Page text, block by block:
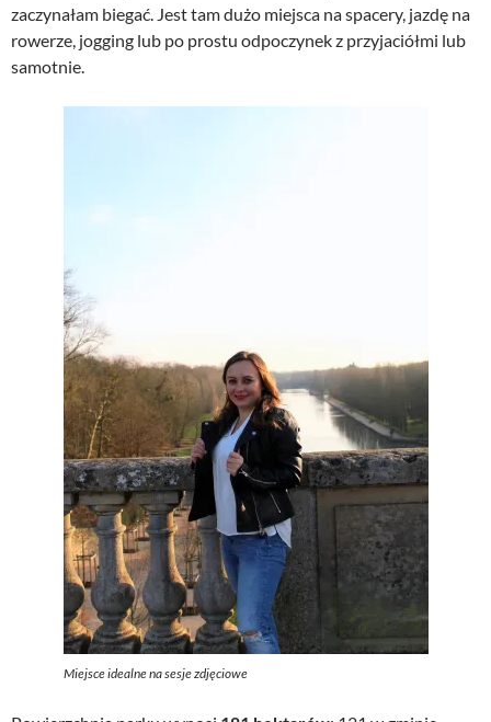
zaczynałam biegać. Jest tam dużo miejsca na spacery, jazdę na
rowerze, jogging lub po prostu odpoczynek z przyjaciółmi lub
samotnie.
Miejsce idealne na sesje zdjęciowe